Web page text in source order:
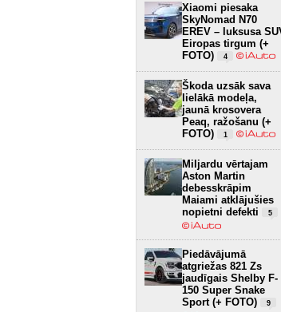
Xiaomi piesaka
SkyNomad N70
EREV – luksusa
Eiropas tirgum (+
FOTO)
4
Škoda uzsāk sava
lielākā modeļa,
jaunā krosovera
Peaq, ražošanu (+
FOTO)
1
Miljardu vērtajam
Aston Martin
debesskrāpim
Maiami atklājušies
nopietni defekti
5
Piedāvājumā
atgriežas 821 Zs
jaudīgais Shelby F-
150 Super Snake
Sport (+ FOTO)
9